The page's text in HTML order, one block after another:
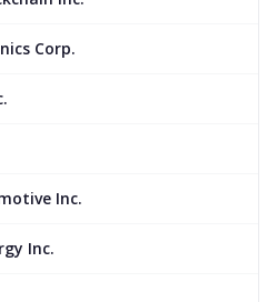
Corp.
Inc.
Inc.